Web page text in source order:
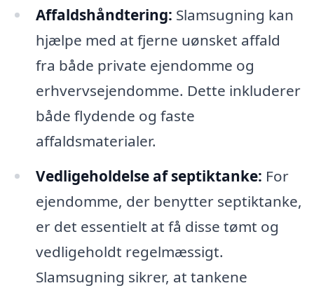
Affaldshåndtering: Slamsugning kan
hjælpe med at fjerne uønsket affald
fra både private ejendomme og
erhvervsejendomme. Dette inkluderer
både flydende og faste
affaldsmaterialer.
Vedligeholdelse af septiktanke: For
ejendomme, der benytter septiktanke,
er det essentielt at få disse tømt og
vedligeholdt regelmæssigt.
Slamsugning sikrer, at tankene